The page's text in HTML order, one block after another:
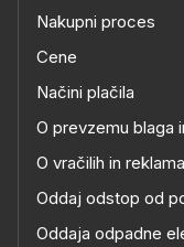
Nakupni proces
Cene
Načini plačila
O prevzemu blaga
O vračilih in
Oddaj odstop od
Oddaja odpadne